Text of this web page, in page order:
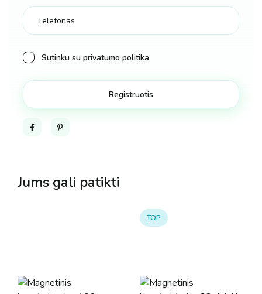
Sutinku su privatumo politika
FacebookPinterest
Jums gali patikti
TOP